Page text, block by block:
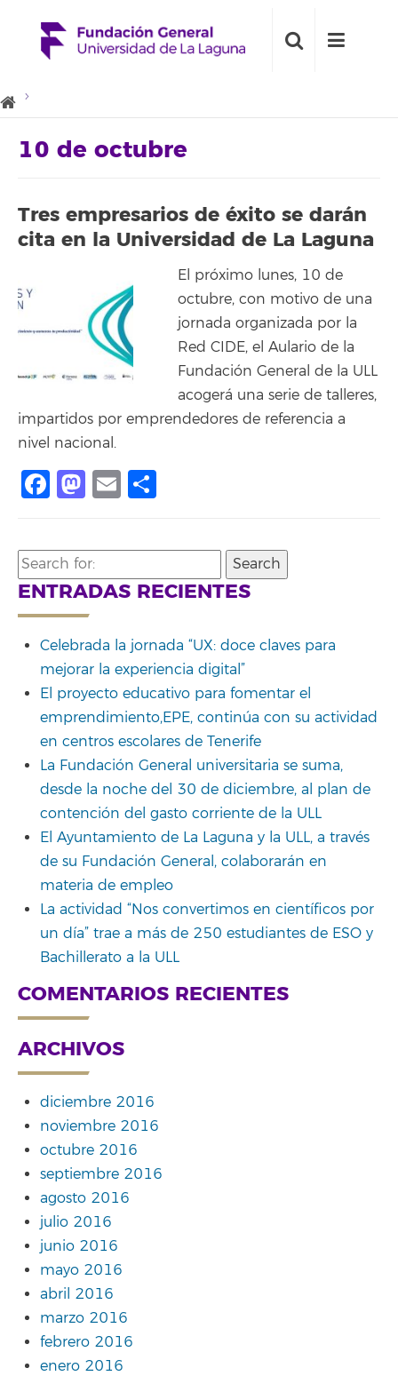
10 de octubre
Tres empresarios de éxito se darán
cita en la Universidad de La Laguna
El próximo lunes, 10 de
octubre, con motivo de una
jornada organizada por la
Red CIDE, el Aulario de la
Fundación General de la ULL
acogerá una serie de talleres,
impartidos por emprendedores de referencia a
nivel nacional.
Facebook
Mastodon
Email
Search
for:
ENTRADAS RECIENTES
Celebrada la jornada “UX: doce claves para
mejorar la experiencia digital”
El proyecto educativo para fomentar el
emprendimiento,EPE, continúa con su actividad
en centros escolares de Tenerife
La Fundación General universitaria se suma,
desde la noche del 30 de diciembre, al plan de
contención del gasto corriente de la ULL
El Ayuntamiento de La Laguna y la ULL, a través
de su Fundación General, colaborarán en
materia de empleo
La actividad “Nos convertimos en científicos por
un día” trae a más de 250 estudiantes de ESO y
Bachillerato a la ULL
COMENTARIOS RECIENTES
ARCHIVOS
diciembre 2016
noviembre 2016
octubre 2016
septiembre 2016
agosto 2016
julio 2016
junio 2016
mayo 2016
abril 2016
marzo 2016
febrero 2016
enero 2016